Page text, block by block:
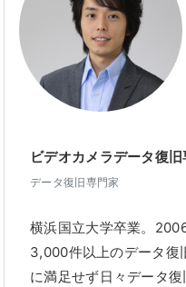
ビデオカメラデータ復
データ復旧専門家
横浜国立大学卒業。
3,000件以上のデータ復
に満足せず日々データ